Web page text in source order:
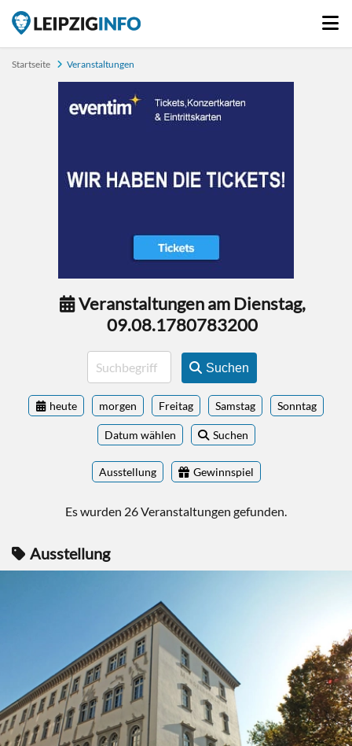
Startseite Veranstaltungen
Veranstaltungen am Dienstag,
09.08.1780783200
Suchen
heute morgen Freitag Samstag Sonntag
Datum wählen Suchen
Ausstellung Gewinnspiel
Es wurden 26 Veranstaltungen gefunden.
Ausstellung